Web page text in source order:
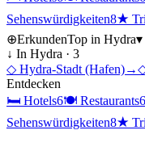
Sehenswürdigkeiten8★
⊕ErkundenTop in Hydra▾
↓ In Hydra · 3
◇ Hydra-Stadt (Hafen)→
Entdecken
🛏 Hotels6🍽 Restaurants6
Sehenswürdigkeiten8★